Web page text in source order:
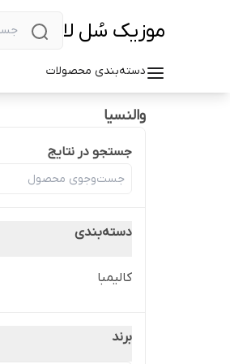
موزیک سُل لا
دسته‌بندی محصولات
والنسیا
جستجو در نتایج
دسته‌بندی
کالیمبا
برند